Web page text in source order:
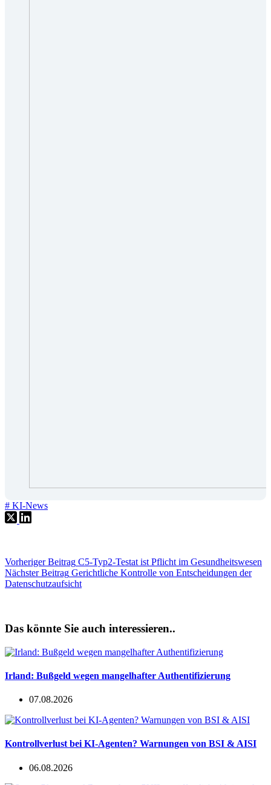
# KI-News
VorherigerBeitrag C5-Typ2-Testat ist Pflicht im Gesundheitswesen
NächsterBeitrag Gerichtliche Kontrolle von Entscheidungen der
Datenschutzaufsicht
Das könnte Sie auch interessieren..
Irland: Bußgeld wegen mangelhafter Authentifizierung
07.08.2026
Kontrollverlust bei KI-Agenten? Warnungen von BSI & AISI
06.08.2026